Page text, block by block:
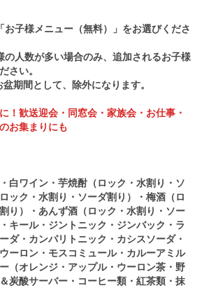
お子様メニュー（無料）」をお選びくださ
の人数が多い場合のみ、追加されるお子様
さい。
期間として、除外になります。
！歓送迎会・同窓会・家族会・お仕事・
お集まりにも
白ワイン・芋焼酎（ロック・水割り・ソ
ック・水割り・ソーダ割り）・梅酒（ロ
り）・あんず酒（ロック・水割り・ソー
キール・ジントニック・ジンバック・ラ
ダ・カンパリトニック・カシスソーダ・
ーロン・モスコミュール・カルーアミル
（オレンジ・アップル・ウーロン茶・野
炭酸サーバー・コーヒー類・紅茶類・抹